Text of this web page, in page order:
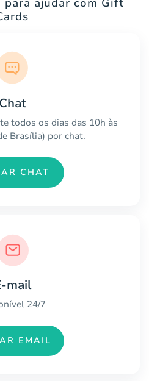
ajudar com Gift
Chat
todos os dias das 10h às
Brasília) por chat.
CHAT
mail
24/7
EMAIL